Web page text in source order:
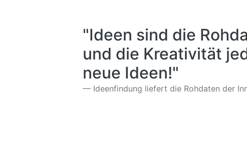
"Ideen sind die
und die Kreativität
neue Ideen!"
Ideenfindung liefert die Rohdaten der